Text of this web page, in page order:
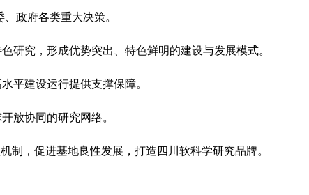
政府各类重大决策。
究，形成优势突出、特色鲜明的建设与发展模式。
平建设运行提供支撑保障。
放协同的研究网络。
，促进基地良性发展，打造四川软科学研究品牌。